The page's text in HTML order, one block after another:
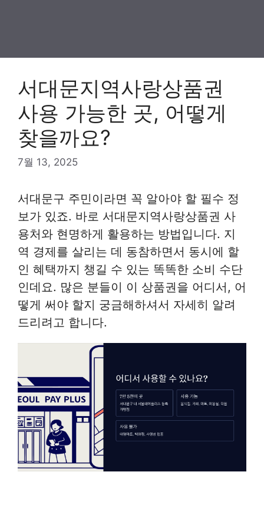
서대문지역사랑상품권
사용 가능한 곳, 어떻게
찾을까요?
7월 13, 2025
서대문구 주민이라면 꼭 알아야 할 필수 정
보가 있죠. 바로 서대문지역사랑상품권 사
용처와 현명하게 활용하는 방법입니다. 지
역 경제를 살리는 데 동참하면서 동시에 할
인 혜택까지 챙길 수 있는 똑똑한 소비 수단
인데요. 많은 분들이 이 상품권을 어디서, 어
떻게 써야 할지 궁금해하셔서 자세히 알려
드리려고 합니다.